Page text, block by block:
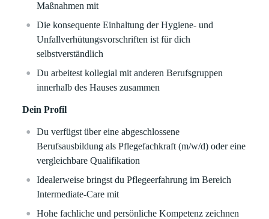
Maßnahmen mit
Die konsequente Einhaltung der Hygiene- und
Unfallverhütungsvorschriften ist für dich
selbstverständlich
Du arbeitest kollegial mit anderen Berufsgruppen
innerhalb des Hauses zusammen
Dein Profil
Du verfügst über eine abgeschlossene
Berufsausbildung als Pflegefachkraft (m/w/d) oder eine
vergleichbare Qualifikation
Idealerweise bringst du Pflegeerfahrung im Bereich
Intermediate-Care mit
Hohe fachliche und persönliche Kompetenz zeichnen